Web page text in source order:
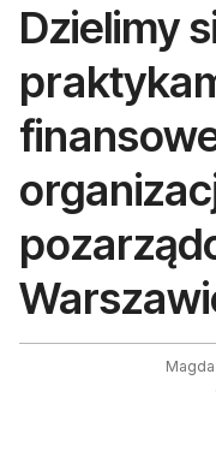
Dzielimy